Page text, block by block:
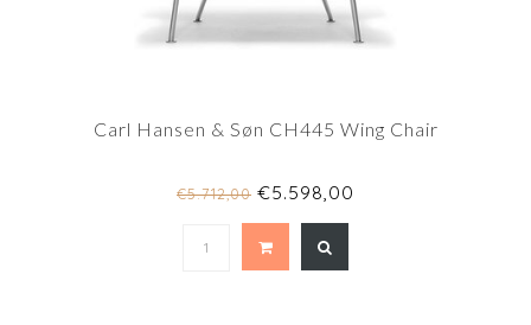
Carl Hansen & Søn CH445 Wing Chair
€5.712,00 €5.598,00